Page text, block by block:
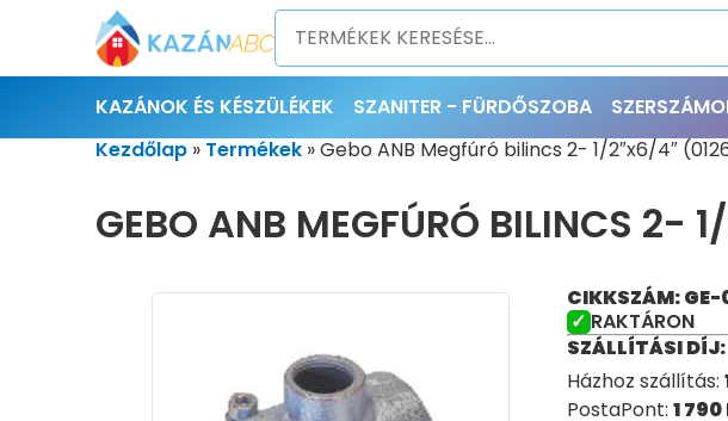
KAZÁNOK ÉS KÉSZÜLÉKEK SZANITER - FÜRDŐSZOBA
Kezdőlap » Termékek »Gebo ANB Megfúró bilincs 2- 1/2″x6/4″
GEBO ANB MEGFÚRÓ BILINCS 2-
CIKKSZÁM:
RAKTÁRON
SZÁLLÍTÁSI DÍJ:
Házhoz szállítás:
PostaPont: 1 790